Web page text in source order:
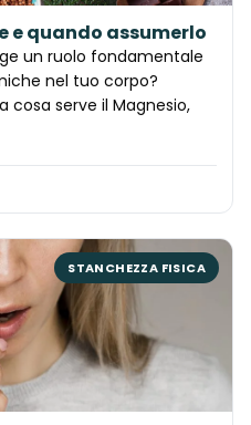
e quando assumerlo
un ruolo fondamentale
nel tuo corpo?
cosa serve il Magnesio,
STANCHEZZA FISICA